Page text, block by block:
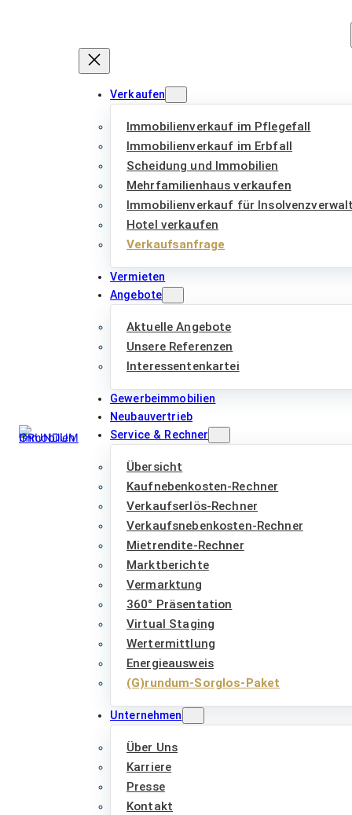
Verkaufen
Immobilienverkauf im Pflegefall
Immobilienverkauf im Erbfall
Scheidung und Immobilien
Mehrfamilienhaus verkaufen
Immobilienverkauf für
Hotel verkaufen
Verkaufsanfrage
Vermieten
Angebote
Aktuelle Angebote
Unsere Referenzen
Interessentenkartei
Gewerbeimmobilien
Neubauvertrieb
Service & Rechner
Übersicht
Kaufnebenkosten-Rechner
Verkaufserlös-Rechner
Verkaufsnebenkosten-Rechner
Mietrendite-Rechner
Marktberichte
Vermarktung
360° Präsentation
Virtual Staging
Wertermittlung
Energieausweis
(G)rundum-Sorglos-Paket
Unternehmen
Über Uns
Karriere
Presse
Kontakt